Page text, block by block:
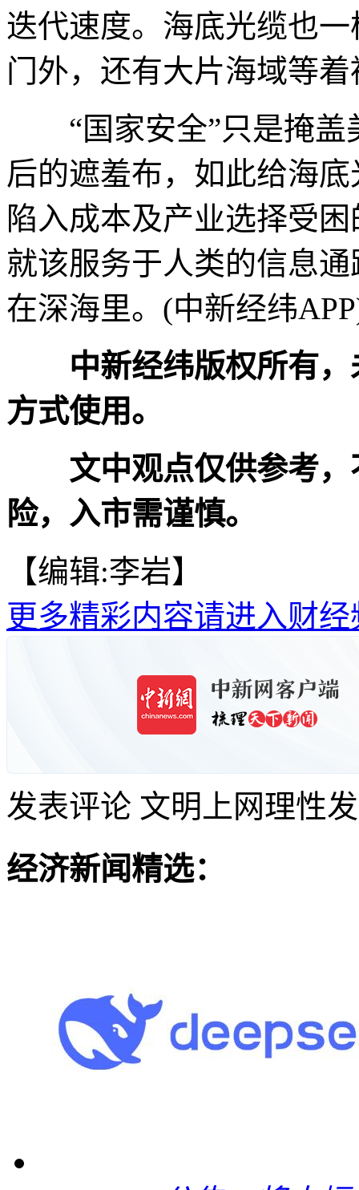
迭代速度。海底光缆也
门外，还有大片海域等
“国家安全”只是掩盖
后的遮羞布，如此给海
陷入成本及产业选择受
就该服务于人类的信息
在深海里。(中新经纬
中新经纬版权所有
方式使用。
文中观点仅供参考
险，入市需谨慎。
【编辑:李岩】
更多精彩内容请进入财经
发表评论 文明上网理性
经济新闻精选：